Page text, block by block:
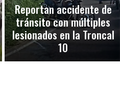
Reportan accidente de
tránsito con múltiples
lesionados en la Troncal
10